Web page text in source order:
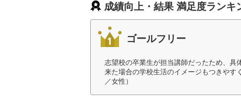
成績向上・結果 満足度ランキ
ゴールフリー
志望校の卒業生が担当講師だったため、具
来た場合の学校生活のイメージもつきや
／女性）